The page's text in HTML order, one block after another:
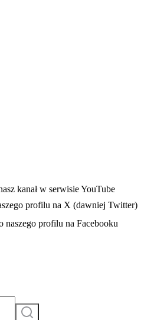
karcie
się w nowej karcie
kanał w serwisie YouTube
profilu na X (dawniej Twitter)
się w nowej karcie
naszego profilu na Facebooku
Szukaj